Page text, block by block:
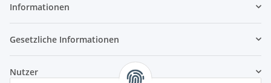
Informationen
Gesetzliche Informationen
Nutzer